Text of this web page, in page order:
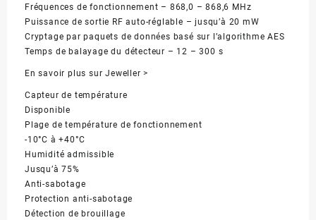
Fréquences de fonctionnement – 868,0 – 868,6 MHz
Puissance de sortie RF auto-réglable – jusqu’à 20 mW
Cryptage par paquets de données basé sur l’algorithme AES
Temps de balayage du détecteur – 12 – 300 s
En savoir plus sur Jeweller >
Capteur de température
Disponible
Plage de température de fonctionnement
-10°С à +40°С
Humidité admissible
Jusqu’à 75%
Anti-sabotage
Protection anti-sabotage
Détection de brouillage